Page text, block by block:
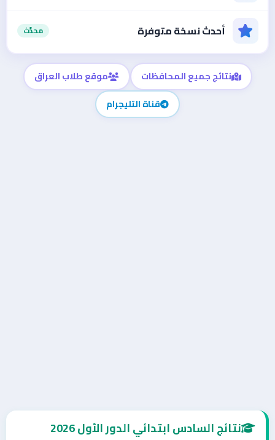
أحدث نسخة متوفرة محدّث
نتائج جميع المحافظات
موقع طلاب العراق
قناة التليجرام
نتائج السادس ابتدائي الدور الأول2026